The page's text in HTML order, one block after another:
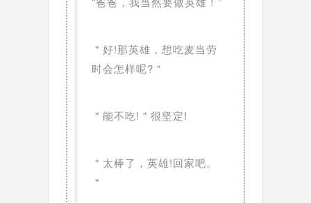
＂好!那英雄，想吃麦当劳
时会怎样呢?＂
＂能不吃!＂很坚定!
＂太棒了，英雄!回家吧。
＂